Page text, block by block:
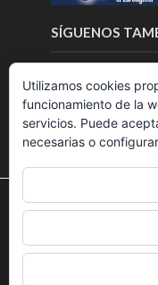
SÍGUENOS
Copyright ©
Utilizamos cookies
nuestra web.
Puedes aprender más
desactivarlas en los
Utilizamos cookies
funcionamiento de la
servicios. Puede
necesarias o